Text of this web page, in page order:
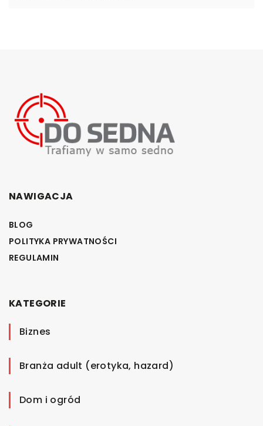
NAWIGACJA
BLOG
POLITYKA PRYWATNOŚCI
REGULAMIN
KATEGORIE
Biznes
Branża adult (erotyka, hazard)
Dom i ogród